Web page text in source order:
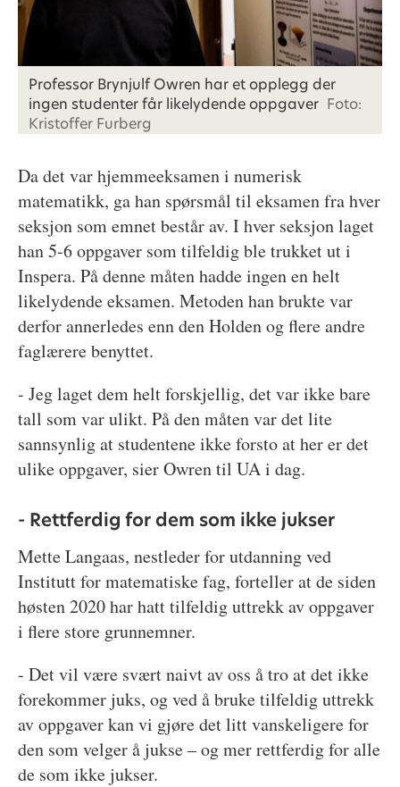
Professor Brynjulf Owren har et opplegg der
ingen studenter får likelydende oppgaver Foto:
Kristoffer Furberg
Da det var hjemmeeksamen i numerisk
matematikk, ga han spørsmål til eksamen fra hver
seksjon som emnet består av. I hver seksjon laget
han 5-6 oppgaver som tilfeldig ble trukket ut i
Inspera. På denne måten hadde ingen en helt
likelydende eksamen. Metoden han brukte var
derfor annerledes enn den Holden og flere andre
faglærere benyttet.
- Jeg laget dem helt forskjellig, det var ikke bare
tall som var ulikt. På den måten var det lite
sannsynlig at studentene ikke forsto at her er det
ulike oppgaver, sier Owren til UA i dag.
- Rettferdig for dem som ikke jukser
Mette Langaas, nestleder for utdanning ved
Institutt for matematiske fag, forteller at de siden
høsten 2020 har hatt tilfeldig uttrekk av oppgaver
i flere store grunnemner.
- Det vil være svært naivt av oss å tro at det ikke
forekommer juks, og ved å bruke tilfeldig uttrekk
av oppgaver kan vi gjøre det litt vanskeligere for
den som velger å jukse – og mer rettferdig for alle
de som ikke jukser.